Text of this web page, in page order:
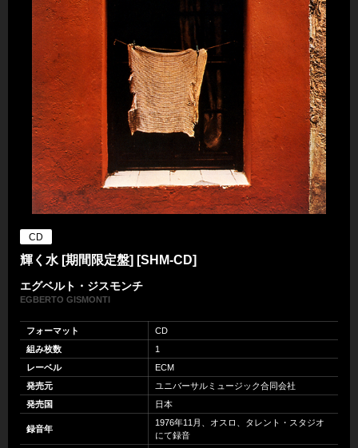
CD
輝く水 [期間限定盤] [SHM-CD]
エグベルト・ジスモンチ
EGBERTO GISMONTI
フォーマット
CD
組み枚数
1
レーベル
ECM
発売元
ユニバーサルミュージック合同会社
発売国
日本
録音年
1976年11月、オスロ、タレント・スタジオ
にて録音